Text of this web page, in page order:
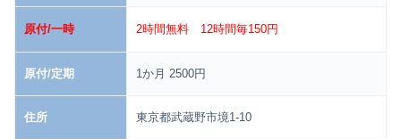
原付/一時 2時間無料 12時間毎150円
原付/定期 1か月 2500円
住所 東京都武蔵野市境1-10